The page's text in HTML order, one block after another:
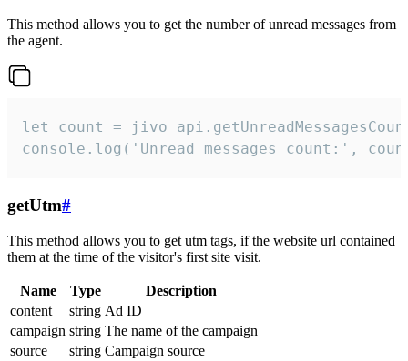
This method allows you to get the number of unread messages from
the agent.
let count =
console.log('Unread messages count:',
getUtm#
This method allows you to get utm tags, if the website url contained
them at the time of the visitor's first site visit.
Name Type
Description
content
string Ad ID
campaign string The name of the campaign
source
string Campaign source